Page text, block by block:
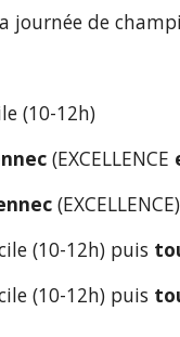
de
(10-12h)
(EXCELLENCE
(EXCELLENCE)
(10-12h) puis
(10-12h) puis